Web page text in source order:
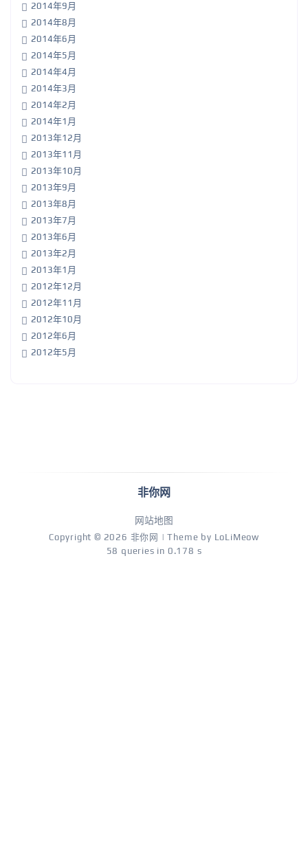
2014年9月
2014年8月
2014年6月
2014年5月
2014年4月
2014年3月
2014年2月
2014年1月
2013年12月
2013年11月
2013年10月
2013年9月
2013年8月
2013年7月
2013年6月
2013年2月
2013年1月
2012年12月
2012年11月
2012年10月
2012年6月
2012年5月
非你网
网站地图
Copyright © 2026 非你网 | Theme by LoLiMeow
58 queries in 0.178 s